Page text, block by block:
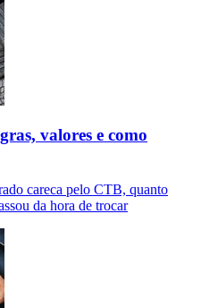
valores e como
careca pelo CTB, quanto
da hora de trocar